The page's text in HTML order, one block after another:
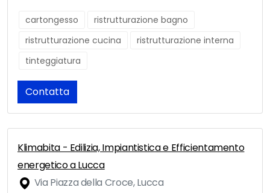
cartongesso
ristrutturazione bagno
ristrutturazione cucina
ristrutturazione interna
tinteggiatura
Contatta
Klimabita - Edilizia, Impiantistica e Efficientamento
energetico a Lucca
Via Piazza della Croce, Lucca